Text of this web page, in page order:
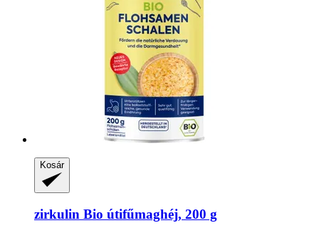
Kosár
zirkulin Bio útifűmaghéj, 200 g